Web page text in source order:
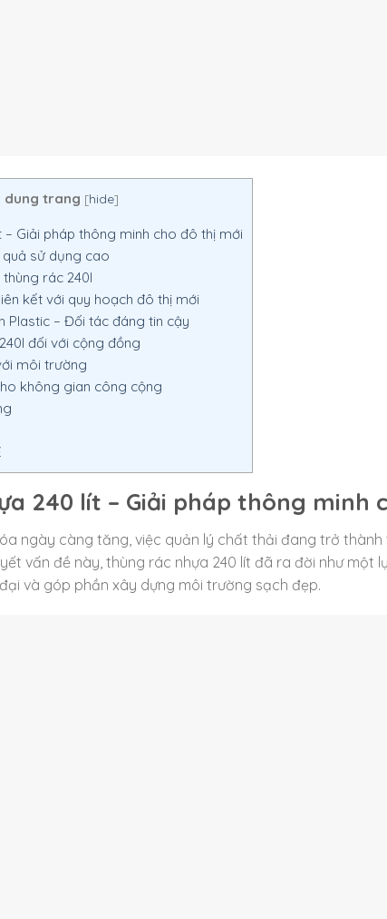
dung trang [hide]
– Giải pháp thông minh cho đô thị mới
quả sử dụng cao
rác 240l
kết với quy hoạch đô thị mới
Plastic – Đối tác đáng tin cậy
đối với cộng đồng
môi trường
không gian công cộng
240 lít – Giải pháp thông minh
ngày càng tăng, việc quản lý chất thải đang trở
vấn đề này, thùng rác nhựa 240 lít đã ra đời như một
và góp phần xây dựng môi trường sạch đẹp.